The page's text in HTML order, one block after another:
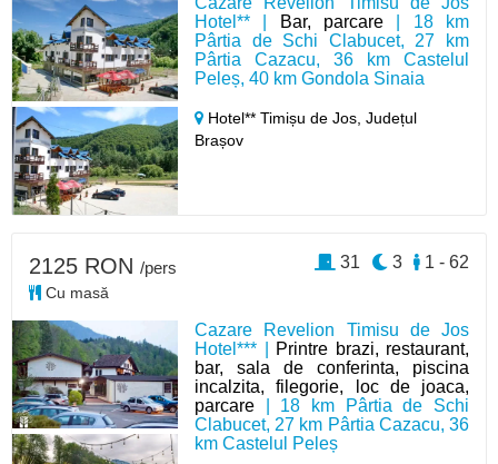
Hotel** |
Bar, parcare | 18 km
Pârtia de Schi Clabucet, 27 km
Pârtia Cazacu, 36 km Castelul
Peleș, 40 km Gondola Sinaia
Hotel** Timișu de Jos,Județul
Brașov
Cazare Revelion Timisu de Jos
Hotel*** |
Printre brazi, restaurant,
bar, sala de conferinta, piscina
incalzita, filegorie, loc de joaca,
parcare | 18 km Pârtia de Schi
Clabucet, 27 km Pârtia Cazacu, 36
km Castelul Peleș
2125 RON /pers
Cu masă
1 - 62
3
31